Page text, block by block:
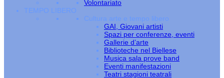
Volontariato
TEMPO LIBERO
Cultura arte e tempo libero
GAI, Giovani artisti
Spazi per conferenze, eventi
Gallerie d’arte
Biblioteche nel Biellese
Musica sala prove band
Eventi manifestazioni
Teatri stagioni teatrali